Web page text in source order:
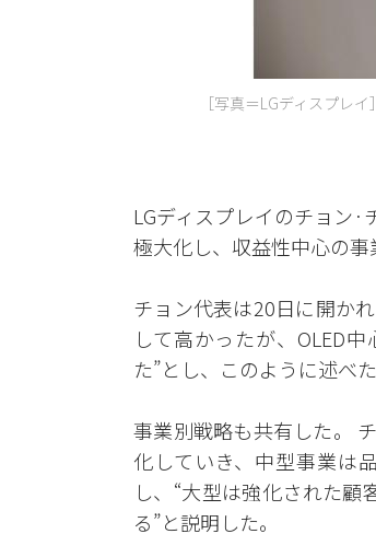
［写真＝LGディスプレイ］
LGディスプレイのチョン
極大化し、収益性中心の事
チョン代表は20日に開か
して高かったが、OLED
た”とし、このように述べた
事業別戦略も共有した。
化していき、中型事業は
し、“大型は強化された
る”と説明した。